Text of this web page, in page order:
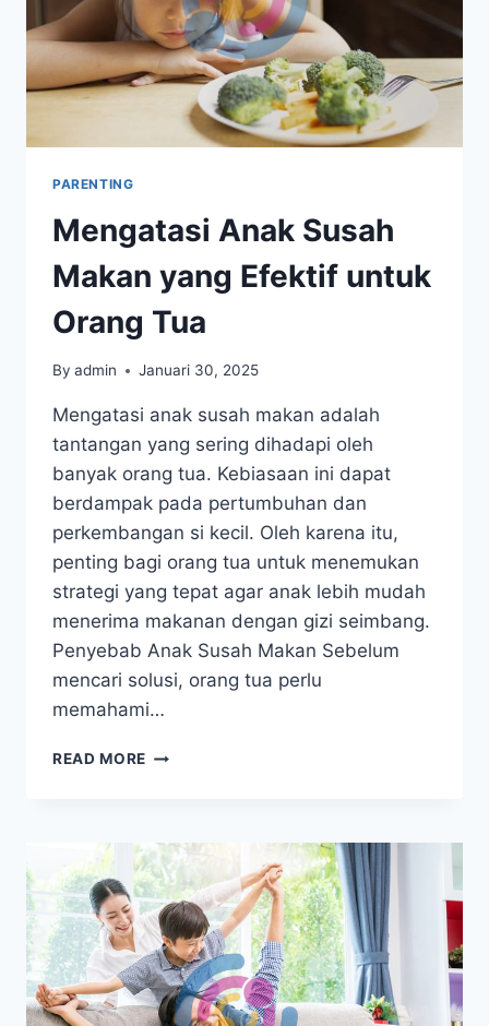
PARENTING
Mengatasi Anak Susah
Makan yang Efektif untuk
Orang Tua
By admin Januari 30, 2025
Mengatasi anak susah makan adalah
tantangan yang sering dihadapi oleh
banyak orang tua. Kebiasaan ini dapat
berdampak pada pertumbuhan dan
perkembangan si kecil. Oleh karena itu,
penting bagi orang tua untuk menemukan
strategi yang tepat agar anak lebih mudah
menerima makanan dengan gizi seimbang.
Penyebab Anak Susah Makan Sebelum
mencari solusi, orang tua perlu
memahami…
READ MORE MENGATASI
YANG
EFEKTIF
UNTUK
ORANG
TUA